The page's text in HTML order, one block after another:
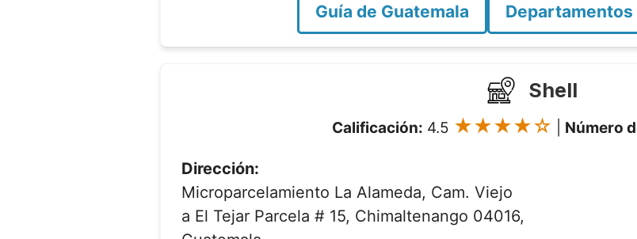
Guía de Guatemala Departamentos
Shell
Calificación: 4.5 ★★★★☆ Número
Dirección:
Microparcelamiento La Alameda, Cam. Viejo
a El Tejar Parcela # 15, Chimaltenango 04016,